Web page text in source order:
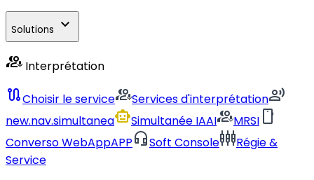
Solutions expand_more
interpreter_mode Interprétation
routeChoisir le serviceinterpreter_modeServices d'interprétationrecord_voice_over
new.nav.simultaneasmart_toySimultanée IAAIinterpreter_modeMRSI smartphone
Converso WebAppAPPheadset_micSoft Consolesettings_input_componentRégie &
Service